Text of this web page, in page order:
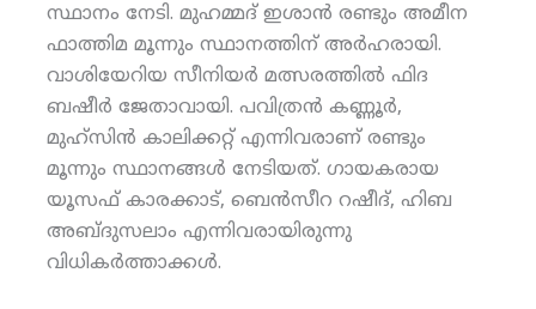
സ്ഥാനം നേടി. മുഹമ്മദ് ഇശാന്‍ രണ്ടും അമീന
ഫാത്തിമ മൂന്നും സ്ഥാനത്തിന് അര്‍ഹരായി.
വാശിയേറിയ സീനിയര്‍ മത്സരത്തില്‍ ഫിദ
ബഷീര്‍ ജേതാവായി. പവിത്രന്‍ കണ്ണൂര്‍,
മുഹ്‌സിന്‍ കാലിക്കറ്റ് എന്നിവരാണ് രണ്ടും
മൂന്നും സ്ഥാനങ്ങള്‍ നേടിയത്. ഗായകരായ
യൂസഫ് കാരക്കാട്, ബെന്‍സീറ റഷീദ്, ഹിബ
അബ്ദുസലാം എന്നിവരായിരുന്നു
വിധികര്‍ത്താക്കള്‍.